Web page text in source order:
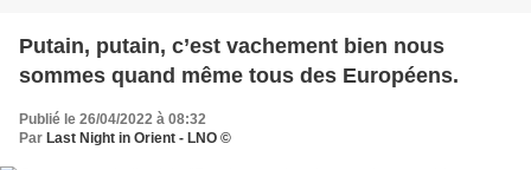
Putain, putain, c’est vachement bien nous
sommes quand même tous des Européens.
Publié le 26/04/2022 à 08:32
Par Last Night in Orient - LNO ©